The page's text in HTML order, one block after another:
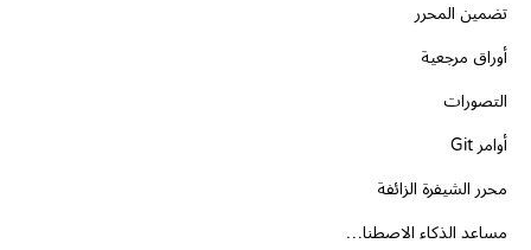
تضمين المحرر
أوراق مرجعية
التصورات
أوامر Git
محرر الشيفرة الزائفة
مساعد الذكاء الاصطناعي